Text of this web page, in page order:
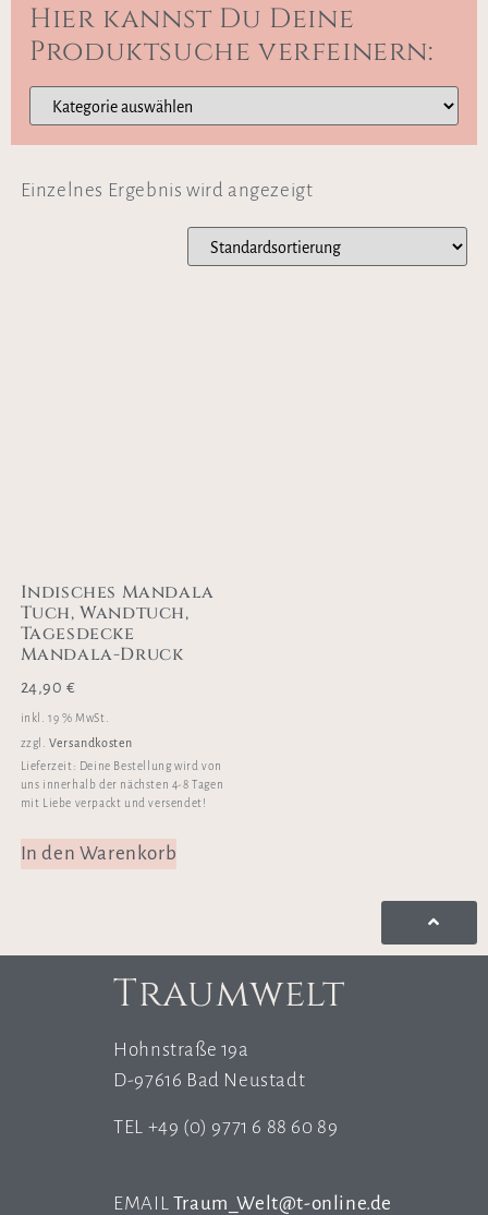
Hier kannst Du Deine
Produktsuche verfeinern:
Einzelnes Ergebnis wird angezeigt
Indisches Mandala
Tuch, Wandtuch,
Tagesdecke
Mandala-Druck
24,90€
inkl. 19 % MwSt.
zzgl.Versandkosten
Lieferzeit: Deine Bestellung wird von
uns innerhalb der nächsten 4-8 Tagen
mit Liebe verpackt und versendet!
In den Warenkorb
Traumwelt
Hohnstraße 19a
D-97616 Bad Neustadt
TEL +49 (0) 9771 6 88 60 89
EMAIL Traum_Welt@t-online.de